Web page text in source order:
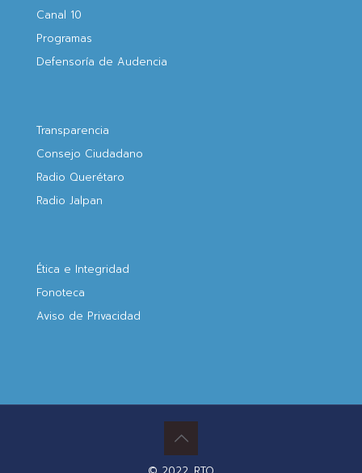
Canal 10
Programas
Defensoría de Audencia
Transparencia
Consejo Ciudadano
Radio Querétaro
Radio Jalpan
Ética e Integridad
Fonoteca
Aviso de Privacidad